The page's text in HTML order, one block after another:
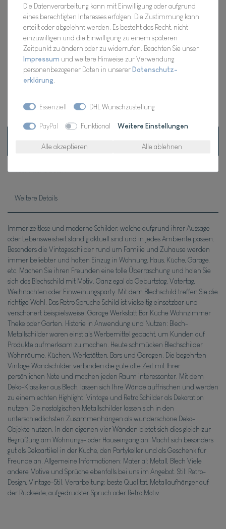
Verfügbarkeit: Bald wieder für Dich da !
In den Warenkorb
Wunschliste
Weitere Details
Immer zeitlose und moderne Schilder, welche aufgrund ihrer Aussage
oder Lebensweisheit ständig aktuell sind und in jedes Ambiente passen.
Besonders die Vintageschilder rund um Familie und Zuhause werden
immer beliebter und halten Einzug in Wohnung, Haus, Küche, Garage,
etc. Machen Sie ihren Freunden eine tolle Überraschung und holen Sie
sich das Blechschild mit Motiv. Ganz egal ob Geburtstag, Vatertag,
Weihnachten oder Einweihungsparty. Mit dem Blechschild treffen Sie die
richtige Wahl. Das Retro Sprüche Schild ist vielseitig einsetzbar und
verschönert beispielsweise: Garage Werkstatt Bar Küche Wohnzimmer
Theke oder Garten. Historie in Anwendung und Nutzen: Blech-
Metallschilder waren einst als Werbemittel gedacht, um Kunden auf
Produkte aufmerksam zu machen. Heute schmücken Blechschilder
Wohnräume, Küchen, Werkstätten, Bars und Garagen. Die begehrten
Vintage Wandschilder verbinden die gute alte Zeit mit Ihrer
persönlichen Note und machen jeden Raum interessanter. Mit dem
Deko-Klassiker aus Blech, lassen sich Ihre Wände auffrischen und werden
zu einem echten Highlight. Vintage und Retro Schilder als Dekoration
nutzen: Die nostalgischen Metallschilder lassen sich in den
unterschiedlichsten Zusammenhängen als wunderschöne Deko-
Objekte nutzen. In den eigenen vier Wänden bietet sich dies gleich zur
Begrüßung am Wohnungs- oder Hauseingang an. Macht sich besonders
gut als Dekoartikel in der Küche, den Partykeller und als Geschenk für
Freunde an. Allgemeine Informationen: Material: Metall, Blech Viele
andere Motive und Sprüche ebenfalls bei uns im Angebot. Stil: Retro-
Design, Vintage-Stil. Verarbeitung: beste Qualität, Metallaufhänger auf
der Rückseite, aufgedruckter Spruch oder Retro Motiv.
Die Datenverarbeitung kann mit Einwilligung oder aufgrund
eines berechtigten Interesses erfolgen. Die Zustimmung kann
erteilt oder abgelehnt werden. Es besteht das Recht, nicht
einzuwilligen und die Einwilligung zu einem späteren
Zeitpunkt zu ändern oder zu widerrufen. Beachten Sie unser
Impressum und weitere Hinweise zur Verwendung
personenbezogener Daten in unsererDaten­schutz­
erklärung
Essenziell DHL Wunschzustellung
PayPal Funktional Weitere Einstellungen
Alle akzeptieren Alle ablehnen